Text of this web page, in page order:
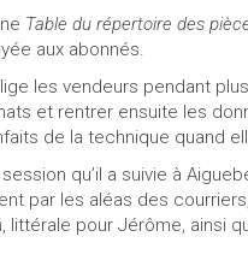
Table du répertoire des
aux abonnés.
les vendeurs pendant
et rentrer ensuite les
de la technique quand
qu’il a suivie à
par les aléas des
littérale pour Jérôme, ainsi